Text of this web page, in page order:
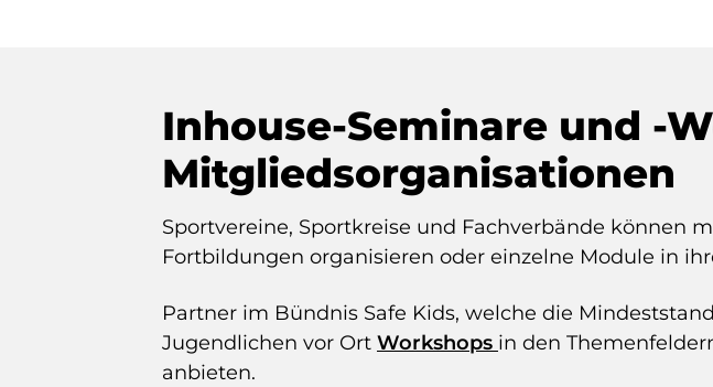
Inhouse-Seminare und -
Mitgliedsorganisationen
Sportvereine, Sportkreise und Fachverbände können
Fortbildungen organisieren oder einzelne Module in
Partner im Bündnis Safe Kids, welche die
Jugendlichen vor Ort Workshops in den
anbieten.